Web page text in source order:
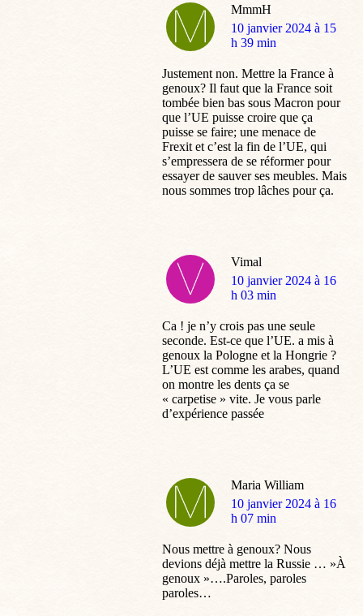
MmmH
dit
:
10 janvier 2024 à 15
h 39 min
Justement non. Mettre la France à
genoux? Il faut que la France soit
tombée bien bas sous Macron pour
que l’UE puisse croire que ça
puisse se faire; une menace de
Frexit et c’est la fin de l’UE, qui
s’empressera de se réformer pour
essayer de sauver ses meubles. Mais
nous sommes trop lâches pour ça.
Vimal
dit
:
10 janvier 2024 à 16
h 03 min
Ca ! je n’y crois pas une seule
seconde. Est-ce que l’UE. a mis à
genoux la Pologne et la Hongrie ?
L’UE est comme les arabes, quand
on montre les dents ça se
« carpetise » vite. Je vous parle
d’expérience passée
Maria William
dit
:
10 janvier 2024 à 16
h 07 min
Nous mettre à genoux? Nous
devions déjà mettre la Russie … »À
genoux »….Paroles, paroles
paroles…